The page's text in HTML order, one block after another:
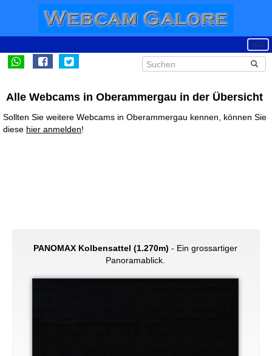
Alle Webcams in Oberammergau in der Übersicht
Sollten Sie weitere Webcams in Oberammergau kennen, können Sie
diese hier anmelden!
PANOMAX Kolbensattel (1.270m) - Ein grossartiger
Panoramablick.